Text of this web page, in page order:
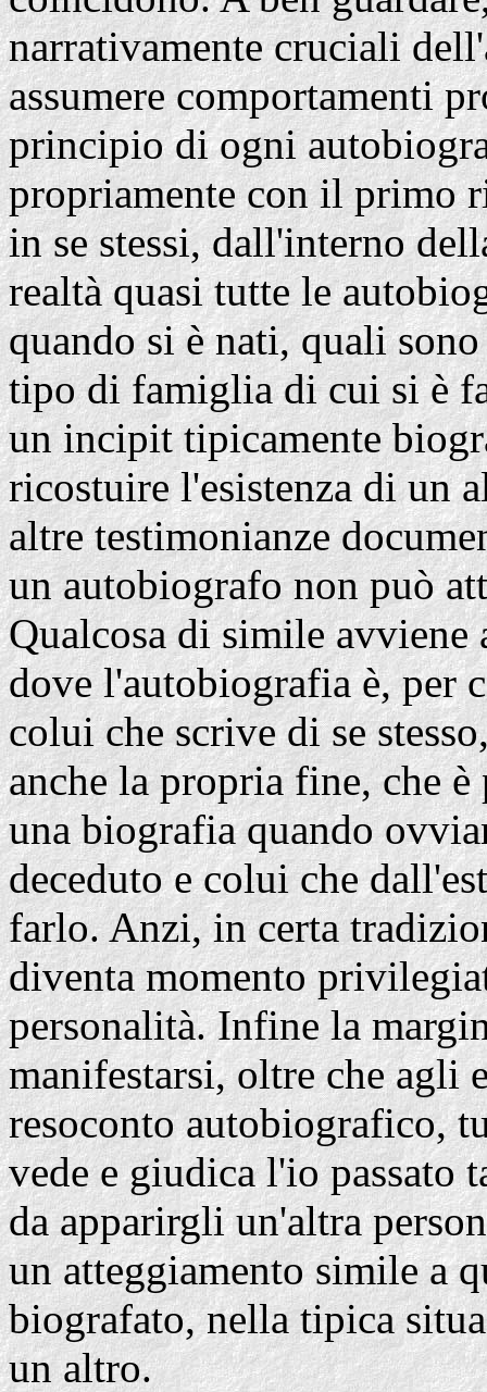
narrativamente cruciali
assumere comportamenti
principio di ogni
propriamente con il primo
in se stessi, dall'interno
realtà quasi tutte le
quando si è nati, quali
tipo di famiglia di cui si è
un incipit tipicamente
ricostuire l'esistenza di un
altre testimonianze
un autobiografo non può
Qualcosa di simile
dove l'autobiografia è, per
colui che scrive di se
anche la propria fine, che
una biografia quando
deceduto e colui che
farlo. Anzi, in certa
diventa momento
personalità. Infine la
manifestarsi, oltre che agli
resoconto autobiografico,
vede e giudica l'io passato
da apparirgli un'altra
un atteggiamento simile a
biografato, nella tipica
un altro.